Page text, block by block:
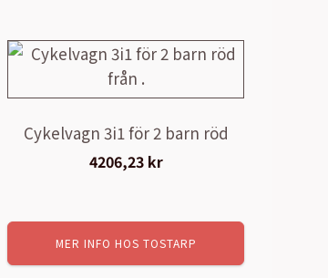
Cykelvagn 3i1 för 2 barn röd
4206,23 kr
MER INFO HOS TOSTARP